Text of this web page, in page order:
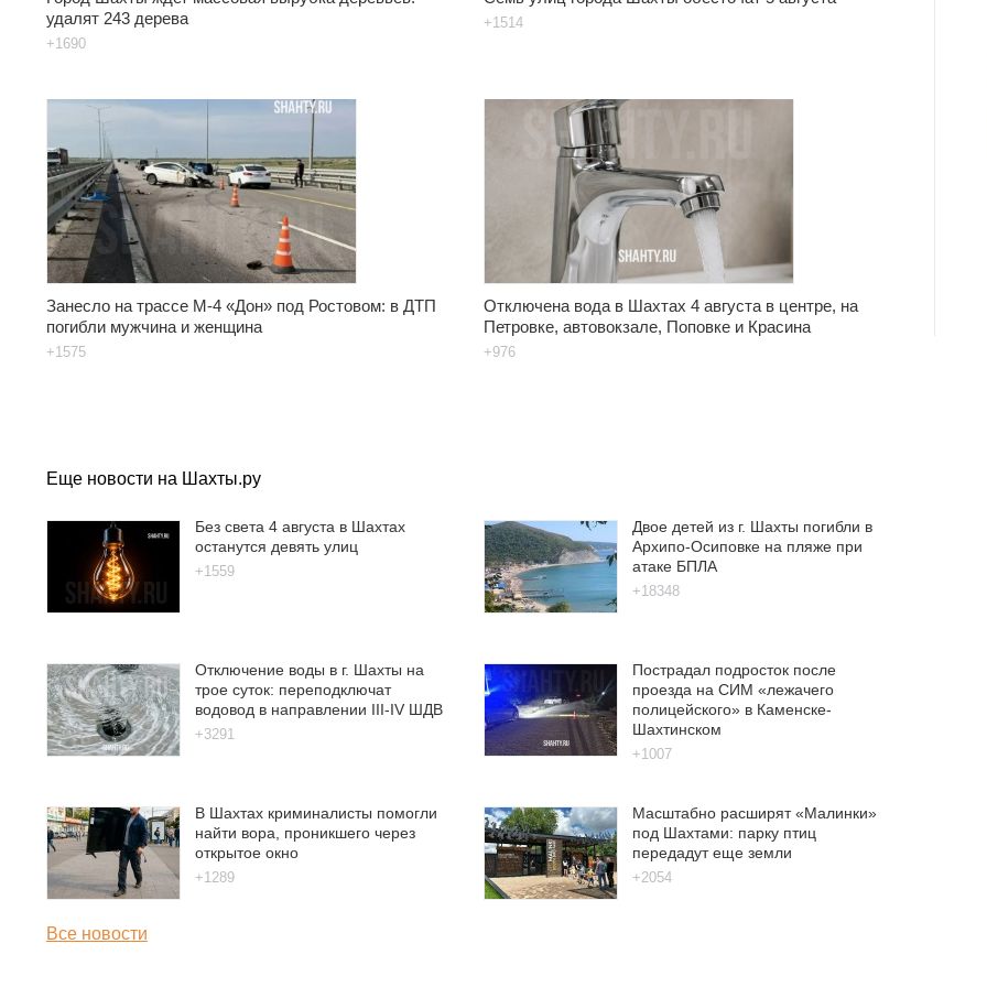
удалят 243 дерева
+1690
+1514
Занесло на трассе М-4 «Дон» под Ростовом: в ДТП
погибли мужчина и женщина
+1575
Отключена вода в Шахтах 4 августа в центре, на
Петровке, автовокзале, Поповке и Красина
+976
Еще новости на Шахты.ру
Без света 4 августа в Шахтах
останутся девять улиц
+1559
Двое детей из г. Шахты погибли в
Архипо-Осиповке на пляже при
атаке БПЛА
+18348
Отключение воды в г. Шахты на
трое суток: переподключат
водовод в направлении III-IV ШДВ
+3291
Пострадал подросток после
проезда на СИМ «лежачего
полицейского» в Каменске-
Шахтинском
+1007
В Шахтах криминалисты помогли
найти вора, проникшего через
открытое окно
+1289
Масштабно расширят «Малинки»
под Шахтами: парку птиц
передадут еще земли
+2054
Все новости